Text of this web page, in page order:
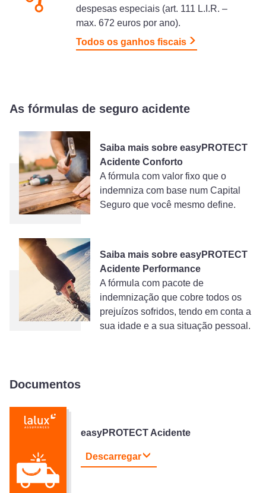
despesas especiais (art. 111 L.I.R. –
max. 672 euros por ano).
Todos os ganhos fiscais
As fórmulas de seguro acidente
Saiba mais sobre easyPROTECT
Acidente Conforto
A fórmula com valor fixo que o
indemniza com base num Capital
Seguro que você mesmo define.
Saiba mais sobre easyPROTECT
Acidente Performance
A fórmula com pacote de
indemnização que cobre todos os
prejuízos sofridos, tendo em conta a
sua idade e a sua situação pessoal.
Documentos
easyPROTECT Acidente
Descarregar